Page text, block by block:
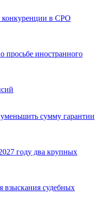
конкуренции в СРО
просьбе иностранного
сумму гарантии
году два крупных
взыскания судебных